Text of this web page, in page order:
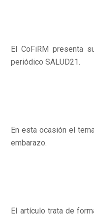
El CoFiRM presenta
periódico SALUD21.
En esta ocasión el
embarazo.
El artículo trata de